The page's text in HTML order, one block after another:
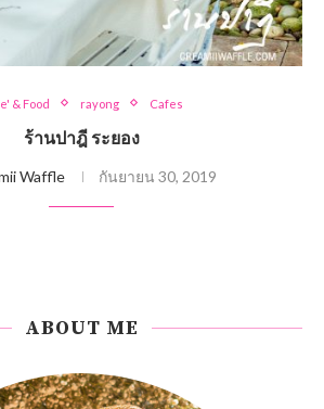
& Food rayong Cafes
ร้านปาฎี ระยอง
Waffle กันยายน 30, 2019
ABOUT ME